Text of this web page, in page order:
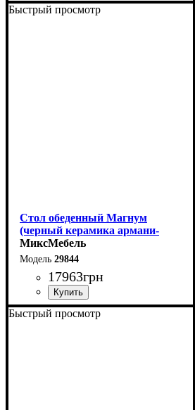
Быстрый просмотр
Стол обеденный Магнум
(черный керамика армани-
грей)
МиксМебель
29844
17963грн
Быстрый просмотр